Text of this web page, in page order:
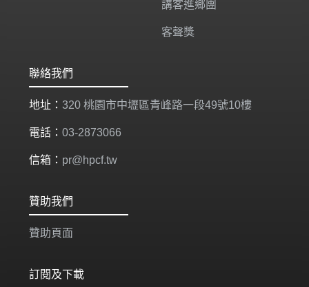
講客進鄉團
客聲獎
聯絡我們
地址： 320 桃園市中壢區青峰路一段49號10樓
電話： 03-2873066
信箱： pr@hpcf.tw
贊助我們
贊助頁面
訂閱及下載